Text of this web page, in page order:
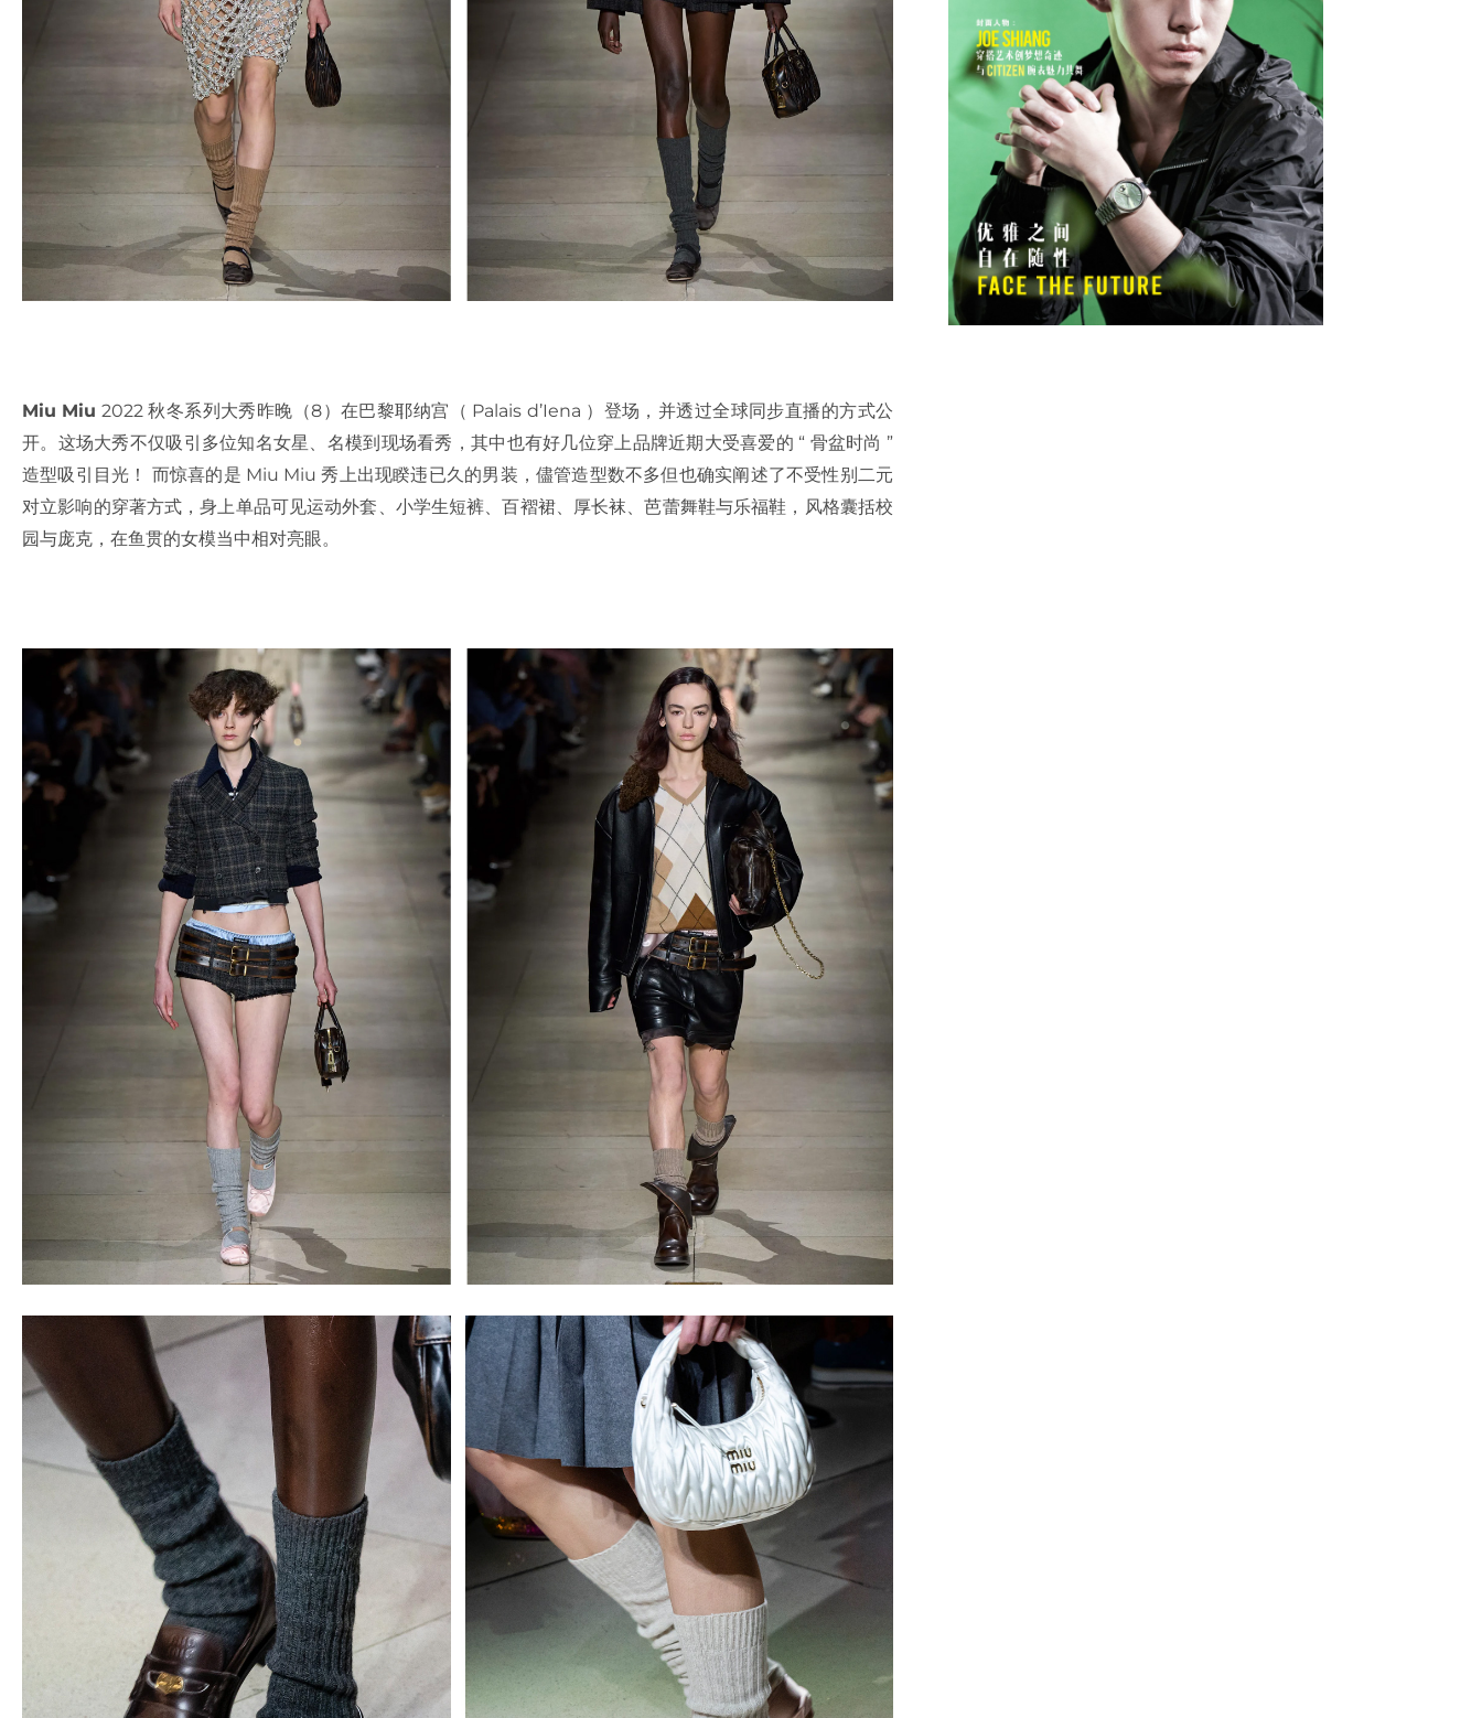
Miu Miu 2022 秋冬系列大秀昨晚（8）在巴黎耶纳宫（ Palais d’Iena ）登场，并透过全球同步直播的方式公
开。这场大秀不仅吸引多位知名女星、名模到现场看秀，其中也有好几位穿上品牌近期大受喜爱的 “ 骨盆时尚 ”
造型吸引目光！ 而惊喜的是 Miu Miu 秀上出现睽违已久的男装，儘管造型数不多但也确实阐述了不受性别二元
对立影响的穿著方式，身上单品可见运动外套、小学生短裤、百褶裙、厚长袜、芭蕾舞鞋与乐福鞋，风格囊括校
园与庞克，在鱼贯的女模当中相对亮眼。